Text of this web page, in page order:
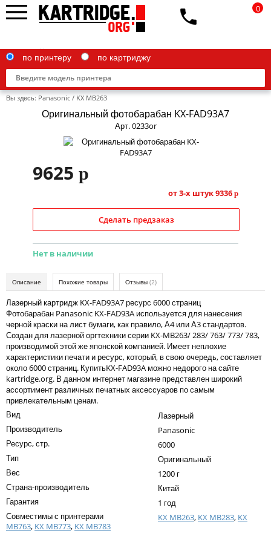
Canon
IBM
Kodak
Konica Minolta
Kyocera
Lexmark
OKI
Panasonic
Ricoh
Samsung
Sharp
Xerox
Для франкировальной машины
Ленточные картриджи
по принтеру по картриджу
0
Вы здесь: Panasonic / KX MB263
Оригинальный фотобарабан KX-FAD93A7
Арт. 0233or
9625 p
от 3-х штук9336 p
Сделать предзаказ
Нет в наличии
Описание Похожие товары Отзывы (2)
Лазерный картридж KX-FAD93A7 ресурс 6000 страниц
Фотобарабан Panasonic KX-FAD93A используется для нанесения
черной краски на лист бумаги, как правило, А4 или А3 стандартов.
Создан для лазерной оргтехники серии KX-MB263/ 283/ 763/ 773/ 783,
производимой этой же японской компанией. Имеет неплохие
характеристики печати и ресурс, который, в свою очередь, составляет
около 6000 страниц. КупитьKX-FAD93A можно недорого на сайте
kartridge.org. В данном интернет магазине представлен широкий
ассортимент различных печатных аксессуаров по самым
привлекательным ценам.
Вид
Лазерный
Производитель
Panasonic
Ресурс, стр.
6000
Тип
Оригинальный
Вес
1200 г
Страна-производитель
Китай
Гарантия
1 год
Совместимы с принтерами
KX MB263, KX MB283, KX
MB763, KX MB773, KX MB783